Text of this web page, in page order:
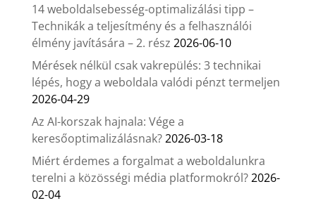
14 weboldalsebesség-optimalizálási tipp –
Technikák a teljesítmény és a felhasználói
élmény javítására – 2. rész 2026-06-10
Mérések nélkül csak vakrepülés: 3 technikai
lépés, hogy a weboldala valódi pénzt termeljen
2026-04-29
Az AI-korszak hajnala: Vége a
keresőoptimalizálásnak?2026-03-18
Miért érdemes a forgalmat a weboldalunkra
terelni a közösségi média platformokról?2026-
02-04